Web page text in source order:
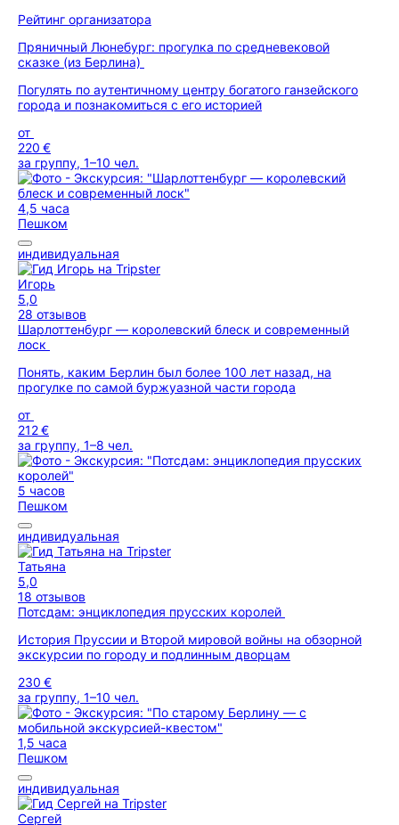
Рейтинг организатора
Пряничный Люнебург: прогулка по средневековой
сказке (из Берлина)
Погулять по аутентичному центру богатого ганзейского
города и познакомиться с его историей
от
220 €
за группу, 1–10 чел.
4,5 часа
Пешком
индивидуальная
Игорь
5,0
28 отзывов
Шарлоттенбург — королевский блеск и современный
лоск
Понять, каким Берлин был более 100 лет назад, на
прогулке по самой буржуазной части города
от
212 €
за группу, 1–8 чел.
5 часов
Пешком
индивидуальная
Татьяна
5,0
18 отзывов
Потсдам: энциклопедия прусских королей
История Пруссии и Второй мировой войны на обзорной
экскурсии по городу и подлинным дворцам
230 €
за группу, 1–10 чел.
1,5 часа
Пешком
индивидуальная
Сергей